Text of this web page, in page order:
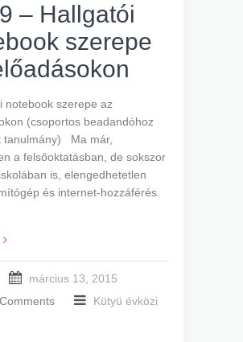
– Hallgatói
szerepe
notebook szerepe az
(csoportos beadandóhoz
tanulmány) Ma már,
a felsőoktatásban, de sokszor
is, elengedhetetlen
és internet-hozzáférés.
március 13, 2015
Comments Kütyü évközi